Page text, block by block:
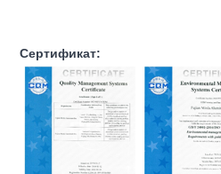
Сертификат: